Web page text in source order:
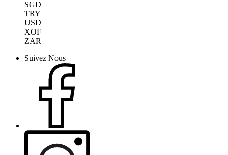
SGD
TRY
USD
XOF
ZAR
Suivez Nous